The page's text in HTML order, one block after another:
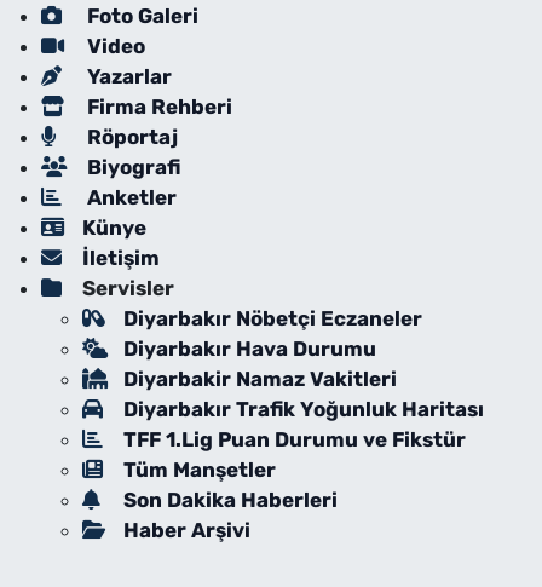
Foto Galeri
Video
Yazarlar
Firma Rehberi
Röportaj
Biyografi
Anketler
Künye
İletişim
Servisler
Diyarbakır Nöbetçi Eczaneler
Diyarbakır Hava Durumu
Diyarbakir Namaz Vakitleri
Diyarbakır Trafik Yoğunluk Haritası
TFF 1.Lig Puan Durumu ve Fikstür
Tüm Manşetler
Son Dakika Haberleri
Haber Arşivi